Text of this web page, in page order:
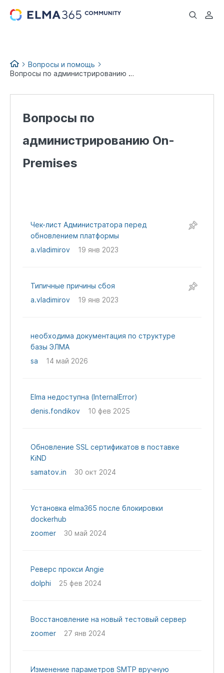
...
Вопросы и помощь
Вопросы по администрированию On-Premises
Вопросы по
администрированию On-
Premises
Чек-лист Администратора перед
обновлением платформы
a.vladimirov
19 янв 2023
Типичные причины сбоя
a.vladimirov
19 янв 2023
необходима документация по структуре
базы ЭЛМА
sa
14 май 2026
Elma недоступна (InternalError)
denis.fondikov
10 фев 2025
Обновление SSL сертификатов в поставке
KiND
samatov.in
30 окт 2024
Установка elma365 после блокировки
dockerhub
zoomer
30 май 2024
Реверс прокси Angie
dolphi
25 фев 2024
Восстановление на новый тестовый сервер
zoomer
27 янв 2024
Изменение параметров SMTP вручную